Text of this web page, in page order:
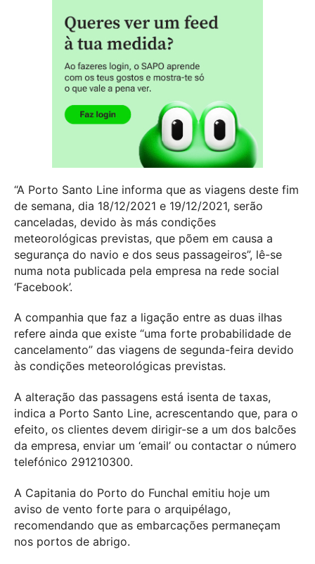
“A Porto Santo Line informa que as viagens deste fim
de semana, dia 18/12/2021 e 19/12/2021, serão
canceladas, devido às más condições
meteorológicas previstas, que põem em causa a
segurança do navio e dos seus passageiros”, lê-se
numa nota publicada pela empresa na rede social
‘Facebook’.
A companhia que faz a ligação entre as duas ilhas
refere ainda que existe “uma forte probabilidade de
cancelamento” das viagens de segunda-feira devido
às condições meteorológicas previstas.
A alteração das passagens está isenta de taxas,
indica a Porto Santo Line, acrescentando que, para o
efeito, os clientes devem dirigir-se a um dos balcões
da empresa, enviar um ‘email’ ou contactar o número
telefónico 291210300.
A Capitania do Porto do Funchal emitiu hoje um
aviso de vento forte para o arquipélago,
recomendando que as embarcações permaneçam
nos portos de abrigo.